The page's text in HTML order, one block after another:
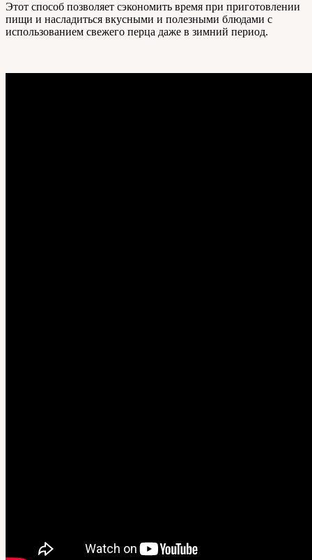
Этот способ позволяет сэкономить время при приготовлении
пищи и насладиться вкусными и полезными блюдами с
использованием свежего перца даже в зимний период.